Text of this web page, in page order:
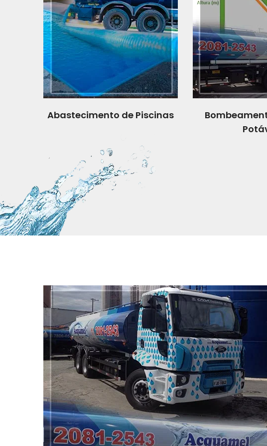
Abastecimento de Piscinas